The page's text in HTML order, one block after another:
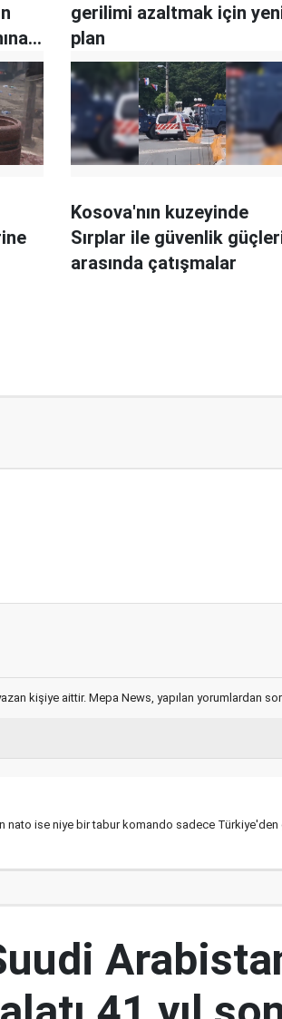
gerilimi azaltmak için
plan
Kosova'nın kuzeyinde
Sırplar ile güvenlik
arasında çatışmalar
kişiye aittir. Mepa News, yapılan yorumlardan
nato ise niye bir tabur komando sadece